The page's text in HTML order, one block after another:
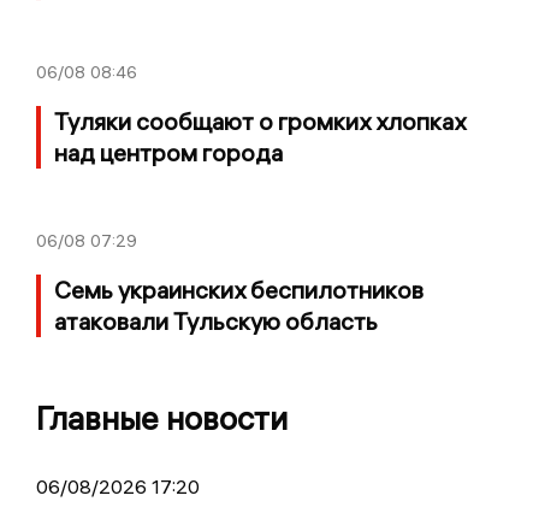
06/08 08:46
Туляки сообщают о громких хлопках
над центром города
06/08 07:29
Семь украинских беспилотников
атаковали Тульскую область
Главные новости
06/08/2026 17:20